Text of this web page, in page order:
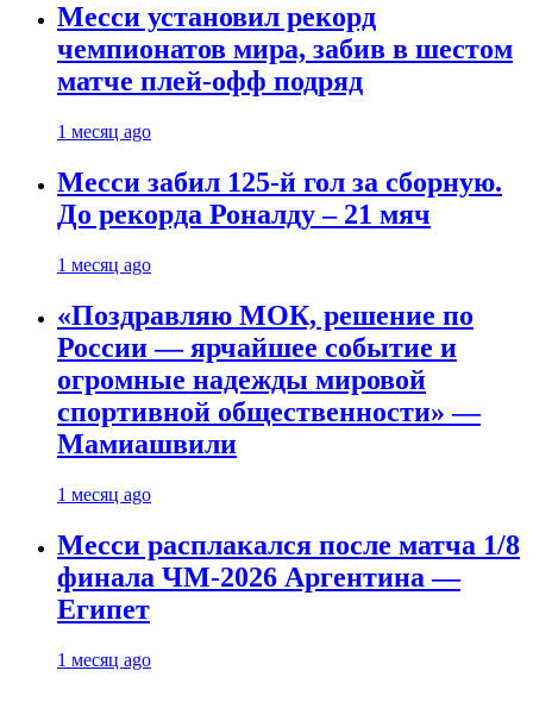
Месси установил рекорд
чемпионатов мира, забив в шестом
матче плей‑офф подряд
1 месяц ago
Месси забил 125-й гол за сборную.
До рекорда Роналду – 21 мяч
1 месяц ago
«Поздравляю МОК, решение по
России — ярчайшее событие и
огромные надежды мировой
спортивной общественности» —
Мамиашвили
1 месяц ago
Месси расплакался после матча 1/8
финала ЧМ-2026 Аргентина —
Египет
1 месяц ago